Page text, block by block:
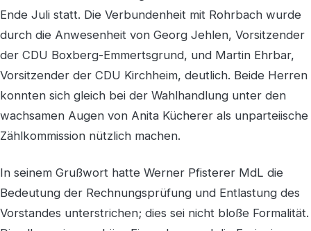
Ende Juli statt. Die Verbundenheit mit Rohrbach wurde
durch die Anwesenheit von Georg Jehlen, Vorsitzender
der CDU Boxberg-Emmertsgrund, und Martin Ehrbar,
Vorsitzender der CDU Kirchheim, deutlich. Beide Herren
konnten sich gleich bei der Wahlhandlung unter den
wachsamen Augen von Anita Kücherer als unparteiische
Zählkommission nützlich machen.
In seinem Grußwort hatte Werner Pfisterer MdL die
Bedeutung der Rechnungsprüfung und Entlastung des
Vorstandes unterstrichen; dies sei nicht bloße Formalität.